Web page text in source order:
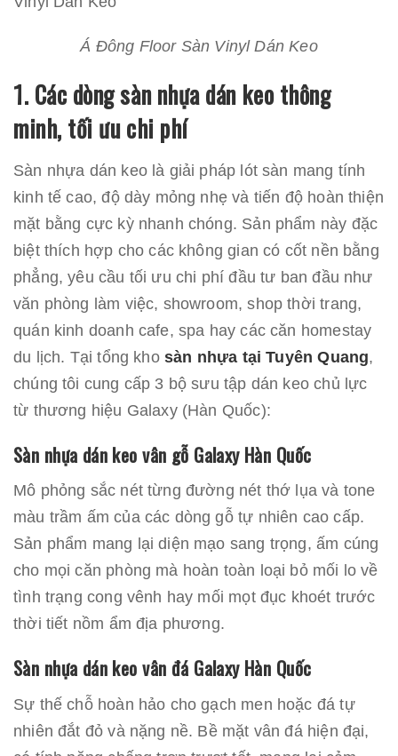
Á Đông Floor Sàn Vinyl Dán Keo
1. Các dòng sàn nhựa dán keo thông
minh, tối ưu chi phí
Sàn nhựa dán keo là giải pháp lót sàn mang tính
kinh tế cao, độ dày mỏng nhẹ và tiến độ hoàn thiện
mặt bằng cực kỳ nhanh chóng. Sản phẩm này đặc
biệt thích hợp cho các không gian có cốt nền bằng
phẳng, yêu cầu tối ưu chi phí đầu tư ban đầu như
văn phòng làm việc, showroom, shop thời trang,
quán kinh doanh cafe, spa hay các căn homestay
du lịch. Tại tổng kho sàn nhựa tại Tuyên Quang,
chúng tôi cung cấp 3 bộ sưu tập dán keo chủ lực
từ thương hiệu Galaxy (Hàn Quốc):
Sàn nhựa dán keo vân gỗ Galaxy Hàn Quốc
Mô phỏng sắc nét từng đường nét thớ lụa và tone
màu trầm ấm của các dòng gỗ tự nhiên cao cấp.
Sản phẩm mang lại diện mạo sang trọng, ấm cúng
cho mọi căn phòng mà hoàn toàn loại bỏ mối lo về
tình trạng cong vênh hay mối mọt đục khoét trước
thời tiết nồm ẩm địa phương.
Sàn nhựa dán keo vân đá Galaxy Hàn Quốc
Sự thế chỗ hoàn hảo cho gạch men hoặc đá tự
nhiên đắt đỏ và nặng nề. Bề mặt vân đá hiện đại,